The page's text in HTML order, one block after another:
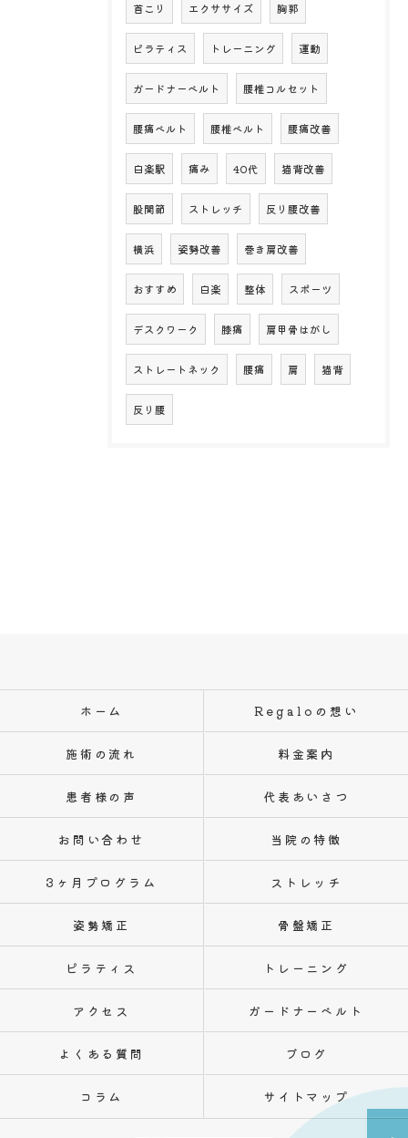
首こり エクササイズ 胸郭
ピラティス トレーニング 運動
ガードナーベルト 腰椎コルセット
腰痛ベルト 腰椎ベルト 腰痛改善
白楽駅 痛み 40代 猫背改善
股関節 ストレッチ 反り腰改善
横浜 姿勢改善 巻き肩改善
おすすめ 白楽 整体 スポーツ
デスクワーク 膝痛 肩甲骨はがし
ストレートネック 腰痛 肩 猫背
反り腰
ホーム Regaloの想い
施術の流れ 料金案内
患者様の声 代表あいさつ
お問い合わせ 当院の特徴
3ヶ月プログラム ストレッチ
姿勢矯正 骨盤矯正
ピラティス トレーニング
アクセス ガードナーベルト
よくある質問 ブログ
コラム サイトマップ